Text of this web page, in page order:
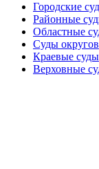
Городские
Районные
Областные
Суды округов
Краевые суды
Верховные